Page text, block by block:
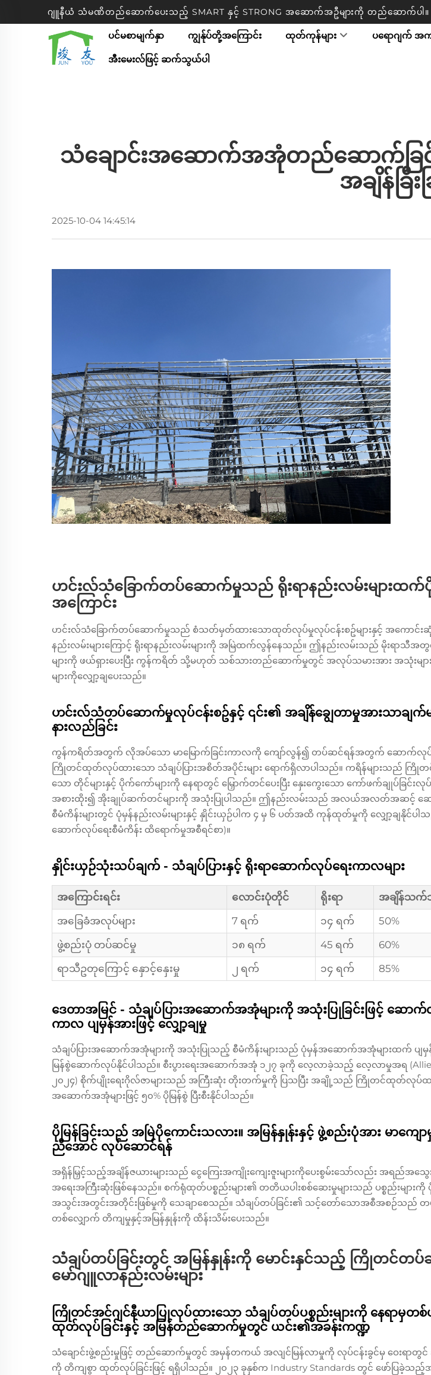
ဂျူနီယံ သံမဏိတည်ဆောက်ပေးသည့် SMART နှင့် STRONG အဆောက်အဦများကို တည်ဆောက်ပါ။
ပင်မစာမျက်နှာ ကျွန်ုပ်တို့အကြောင်း ထုတ်ကုန်များ ပရောဂျက် အက
အီးမေးလ်ဖြင့် ဆက်သွယ်ပါ
သံချောင်းအဆောက်အအုံတည်ဆောက်ခြင်း
အချိန်ခြီး
2025-10-04 14:45:14
ဟင်းလ်သံခြောက်တပ်ဆောက်မှုသည် ရိုးရာနည်းလမ်းများထက်
အကြောင်း
ဟင်းလ်သံခြောက်တပ်ဆောက်မှုသည် စံသတ်မှတ်ထားသောထုတ်လုပ်မှုလုပ်ငန်းစဥ်များနှင့် အကောင်း
နည်းလမ်းများကြောင့် ရိုးရာနည်းလမ်းများကို အမြဲထက်လွန်နေသည်။ ဤနည်းလမ်းသည် မိုးရာသီအ
များကို ဖယ်ရှားပေးပြီး ကွန်ကရိတ် သို့မဟုတ် သစ်သားတည်ဆောက်မှုတွင် အလုပ်သမားအား အသုံးမျာ
များကိုလျှော့ချပေးသည်။
ဟင်းလ်သံတပ်ဆောက်မှုလုပ်ငန်းစဥ်နှင့် ၎င်း၏ အချိန်ချွေတာမှုအားသာချက်မ
နားလည်ခြင်း
ကွန်ကရိတ်အတွက် လိုအပ်သော မာမြောက်ခြင်းကာလကို ကျော်လွန်၍ တပ်ဆင်ရန်အတွက် ဆောက်လုပ်ရေ
ကြိုတင်ထုတ်လုပ်ထားသော သံချပ်ပြားအစိတ်အပိုင်းများ ရောက်ရှိလာပါသည်။ ကရိန်များသည် ကြိုတ
သော တိုင်များနှင့် ပိုက်ကော်များကို နေရာတွင် မြှောက်တင်ပေးပြီး နှေးကွေးသော ကော်ဖက်ချုပ်ခြင်းလုပ်
အစားထိုး၍ အိုးချုပ်ဆက်တင်များကို အသုံးပြုပါသည်။ ဤနည်းလမ်းသည် အလယ်အလတ်အဆင့် ဆ
စီမံကိန်းများတွင် ပုံမှန်နည်းလမ်းများနှင့် နှိုင်းယှဉ်ပါက ၄ မှ ၆ ပတ်အထိ ကုန်ထုတ်မှုကို လျှော့ချနိုင်ပါ
ဆောက်လုပ်ရေးစီမံကိန်း ထိရောက်မှုအစီရင်စာ)။
နှိုင်းယှဉ်သုံးသပ်ချက် - သံချပ်ပြားနှင့် ရိုးရာဆောက်လုပ်ရေးကာလများ
အကြောင်းရင်း လောင်းပုံတိုင် ရိုးရာ
အချိန်သက်သ
အခြေခံအလုပ်များ
7 ရက် ၁၄ ရက်
50%
ဖွဲ့စည်းပုံ တပ်ဆင်မှု
၁၈ ရက် 45 ရက်
60%
ရာသီဥတုကြောင့် နှောင့်နှေးမှု
၂ ရက် ၁၄ ရက် 85%
ဒေတာအမြင် - သံချပ်ပြားအဆောက်အအုံများကို အသုံးပြုခြင်းဖြင့် ဆောက်
ကာလ ပျမှန်အားဖြင့် လျှော့ချမှု
သံချပ်ပြားအဆောက်အအုံများကို အသုံးပြုသည့် စီမံကိန်းများသည် ပုံမှန်အဆောက်အအုံများထက် ပျမှန်အ
မြန်စွဲဆောက်လုပ်နိုင်ပါသည်။ စီးပွားရေးအဆောက်အအုံ ၁၂၇ ခုကို လေ့လာခဲ့သည့် လေ့လာမှုအရ
၂၀၂၄) စိုက်ပျိုးရေးဂိုလ်ဇာများသည် အကြီးဆုံး တိုးတက်မှုကို ပြသပြီး အချို့သည် ကြိုတင်ထုတ်လုပ်ထ
အဆောက်အအုံများဖြင့် ၅၀% ပိုမြန်စွဲ ပြီးစီးနိုင်ပါသည်။
ပိုမြန်ခြင်းသည် အမြဲပိုကောင်းသလား။ အမြန်နှုန်းနှင့် ဖွဲ့စည်းပုံအား မာကျ
ညီအောင် လုပ်ဆောင်ရန်
အရှိန်မြှင့်သည့်အချိန်ဇယားများသည် ငွေကြေးအကျိုးကျေးဇူးများကိုပေးစွမ်းသော်လည်း အရည်အသွ
အရေးအကြီးဆုံးဖြစ်နေသည်။ စက်ရုံထုတ်ပစ္စည်းများ၏ တတိယပါးစစ်ဆေးမှုများသည် ပစ္စည်းများ
အသွင်းအတွင်းအတိုင်းဖြစ်မှုကို သေချာစေသည်။ သံချပ်တပ်ခြင်း၏ သင့်တော်သောအစီအစဉ်သည်
တစ်လျှောက် တိကျမှုနှင့်အမြန်နှုန်းကို ထိန်းသိမ်းပေးသည်။
သံချပ်တပ်ခြင်းတွင် အမြန်နှုန်းကို မောင်းနှင်သည့် ကြိုတင်တပ်ဆ
မော်ဂျူလာနည်းလမ်းများ
ကြိုတင်အင်ဂျင်နီယာပြုလုပ်ထားသော သံချပ်တပ်ပစ္စည်းများကို နေရာမှတစ်
ထုတ်လုပ်ခြင်းနှင့် အမြန်တည်ဆောက်မှုတွင် ယင်း၏အခန်းကဏ္ဍ
သံချောင်းဖွဲ့စည်းမှုဖြင့် တည်ဆောက်မှုတွင် အမှန်တကယ် အလျင်မြန်လာမှုကို လုပ်ငန်းခွင်မှ ဝေးရာတွင်
ကို တိကျစွာ ထုတ်လုပ်ခြင်းဖြင့် ရရှိပါသည်။ ၂၀၂၃ ခုနှစ်က Industry Standards တွင် ဖော်ပြခဲ့သည့်